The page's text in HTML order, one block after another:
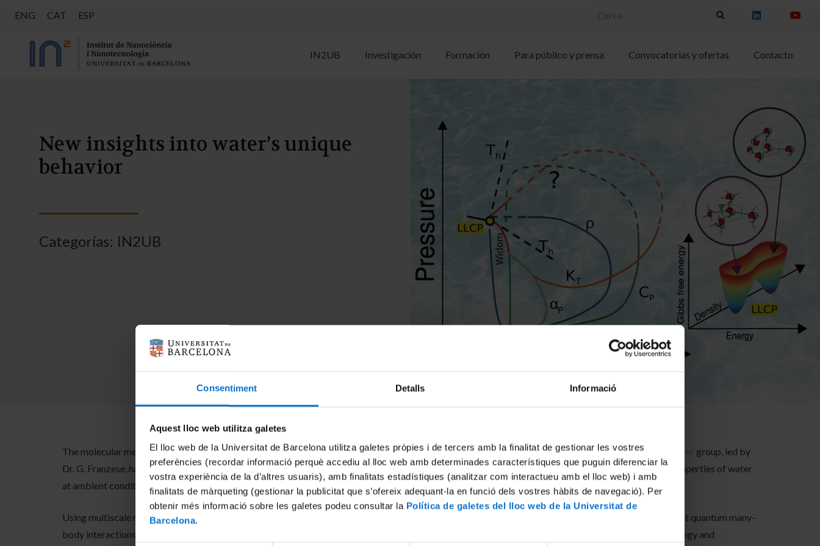
Consentiment Detalls Informació
Aquest lloc web utilitza galetes
El lloc web de la Universitat de Barcelona utilitza galetes pròpies i de tercers amb la finalitat de gestionar les vostres
preferències (recordar informació perquè accediu al lloc web amb determinades característiques que puguin diferenciar la
vostra experiència de la d’altres usuaris), amb finalitats estadístiques (analitzar com interactueu amb el lloc web) i amb
finalitats de màrqueting (gestionar la publicitat que s’ofereix adequant-la en funció dels vostres hàbits de navegació). Per
obtenir més informació sobre les galetes podeu consultar la Política de galetes del lloc web de la Universitat de
Barcelona.
ENG CAT ESP
IN2UB Investigación Formación Para público y prensa Convocatorias y ofertas Contacto
New insights into water’s unique
behavior
Categorías: IN2UB
The molecular mechanisms of water’s unique anomalies are still debated. Now, a study developed at theStatistical Physics of Bio-Nano Complex Matter group, led by
Dr. G. Franzese, has provided new insights into water’s behavior under extreme conditions. The interest lies in how this behavior controls the unique properties of water
at ambient conditions.
Using multiscale modeling and advanced numerical techniques, the team achieved predictions that align with recent experimental data, highlighting that quantum many-
body interactions govern the liquid-liquid critical point and the origin of water anomalies. These findings have significant implications for nanotechnology and